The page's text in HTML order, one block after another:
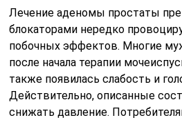
Лечение аденомы простаты
блокаторами нередко
побочных эффектов. Многие
после начала терапии
также появилась слабость и
Действительно, описанные
снижать давление.